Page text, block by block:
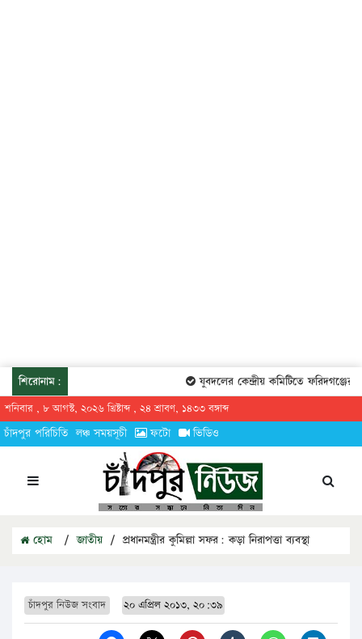
শিরোনাম: যুবদলের কেন্দ্রীয় কমিটিতে ফরিদগঞ্জের
শনিবার , ৮ আগস্ট, ২০২৬ খ্রিষ্টাব্দ , ২৪ শ্রাবণ, ১৪৩৩ বঙ্গাব্দ
চাঁদপুর পরিচিতি লঞ্চ সময়সূচী ফটো ভিডিও
হোম / জাতীয় / প্রধানমন্ত্রীর কুমিল্লা সফর: কড়া নিরাপত্তা ব্যবস্থা
চাঁদপুর নিউজ সংবাদ ২০ এপ্রিল ২০১৩, ২০:৩৯